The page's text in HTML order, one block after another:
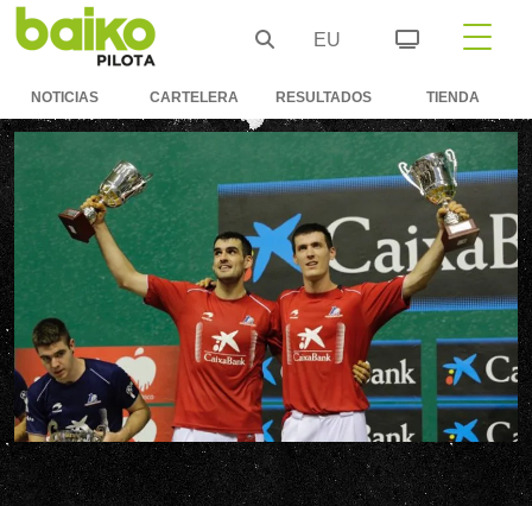
EU
NOTICIAS CARTELERA RESULTADOS TIENDA